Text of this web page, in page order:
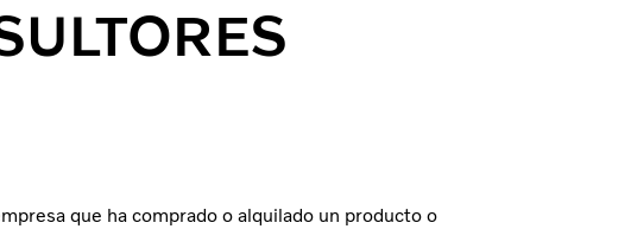
que ha comprado o alquilado un producto o